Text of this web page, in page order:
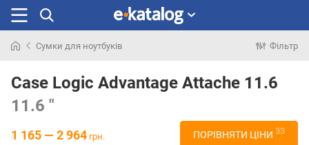
раніше
Сумки для ноутбуків Фільтр
Case Logic Advantage Attache 11.6
11.6 "
1 165 — 2 964 грн. ПОРІВНЯТИ ЦІНИ 33